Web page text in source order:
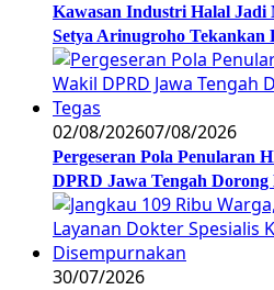
Kawasan Industri Halal Jadi
Setya Arinugroho Tekankan
02/08/202607/08/2026
Pergeseran Pola Penularan
DPRD Jawa Tengah
30/07/2026